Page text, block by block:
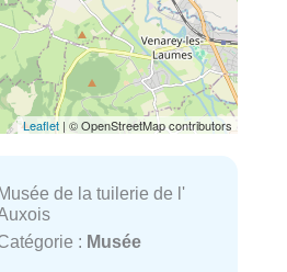
Leaflet | © OpenStreetMap contributors
de la tuilerie de l'
: Musée